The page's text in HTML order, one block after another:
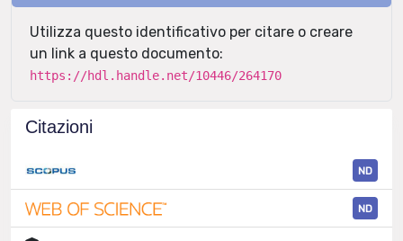
Utilizza questo identificativo per citare o creare
un link a questo documento:
https://hdl.handle.net/10446/264170
Citazioni
ND
ND